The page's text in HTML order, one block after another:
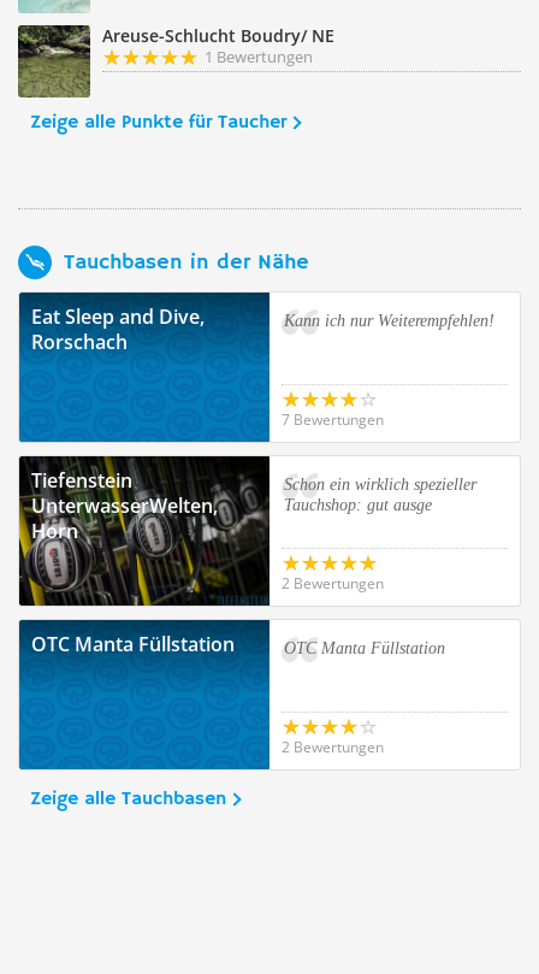
Areuse-Schlucht Boudry/ NE
1 Bewertungen
Zeige alle Punkte für Taucher
Tauchbasen in der Nähe
Eat Sleep and Dive,
Rorschach
Kann ich nur Weiterempfehlen!
7 Bewertungen
Tiefenstein
UnterwasserWelten,
Horn
Schon ein wirklich spezieller
Tauchshop: gut ausge
2 Bewertungen
OTC Manta Füllstation OTC Manta Füllstation
2 Bewertungen
Zeige alle Tauchbasen